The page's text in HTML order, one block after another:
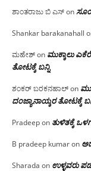
ಶಾಂತರಾಜು ಬಿ ಎಸ್on
Shankar barakanahall
ಮಹೇಶ್on ಮುಕ್ಕಾಲು
ತೋಟಕ್ಕೆ ಬನ್ನಿ
ಶಂಕರ್ ಬರಕನಹಾಲ್on
ದಂಜ್ಯಾನಾಯ್ಕರ ತೋಟಕ್ಕೆ
Pradeepon ತುಳಿತಕ್ಕೆ
B pradeep kumaron
Sharada on ಉಳ್ಳವರು